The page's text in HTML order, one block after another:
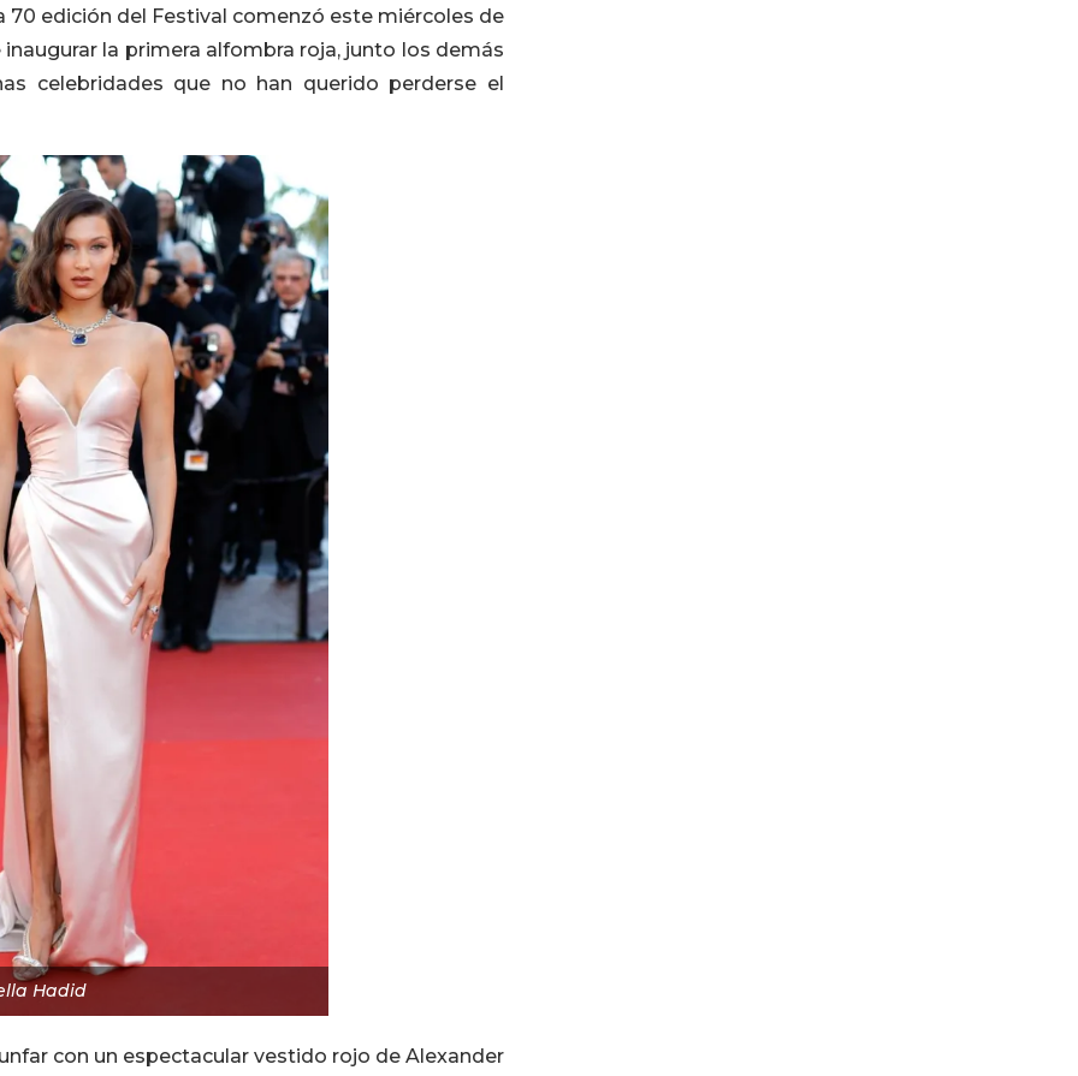
70 edición del Festival comenzó este miércoles de
la primera alfombra roja, junto los demás
celebridades que no han querido perderse el
Hadid
con un espectacular vestido rojo de Alexander